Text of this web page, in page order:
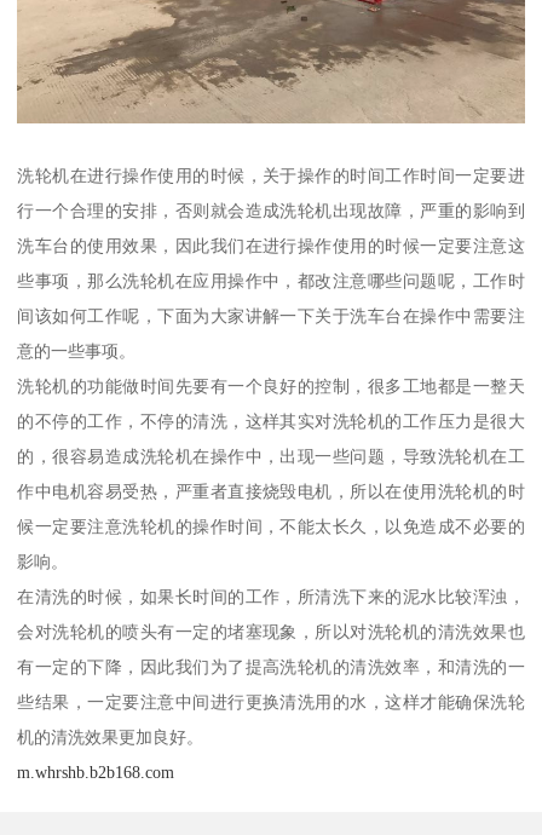
洗轮机在进行操作使用的时候，关于操作的时间工作时间一定要进
行一个合理的安排，否则就会造成洗轮机出现故障，严重的影响到
洗车台的使用效果，因此我们在进行操作使用的时候一定要注意这
些事项，那么洗轮机在应用操作中，都改注意哪些问题呢，工作时
间该如何工作呢，下面为大家讲解一下关于洗车台在操作中需要注
意的一些事项。
洗轮机的功能做时间先要有一个良好的控制，很多工地都是一整天
的不停的工作，不停的清洗，这样其实对洗轮机的工作压力是很大
的，很容易造成洗轮机在操作中，出现一些问题，导致洗轮机在工
作中电机容易受热，严重者直接烧毁电机，所以在使用洗轮机的时
候一定要注意洗轮机的操作时间，不能太长久，以免造成不必要的
影响。
在清洗的时候，如果长时间的工作，所清洗下来的泥水比较浑浊，
会对洗轮机的喷头有一定的堵塞现象，所以对洗轮机的清洗效果也
有一定的下降，因此我们为了提高洗轮机的清洗效率，和清洗的一
些结果，一定要注意中间进行更换清洗用的水，这样才能确保洗轮
机的清洗效果更加良好。
m.whrshb.b2b168.com